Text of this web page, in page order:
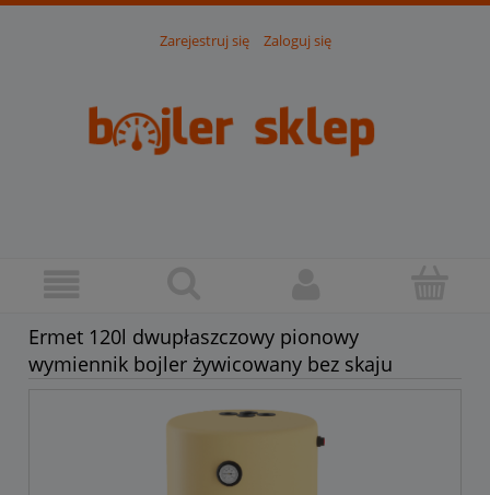
Zarejestruj się Zaloguj się
Ermet 120l dwupłaszczowy pionowy
wymiennik bojler żywicowany bez skaju